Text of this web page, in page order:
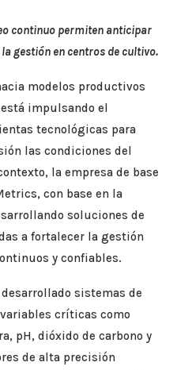
continuo permiten anticipar
gestión en centros de cultivo.
modelos productivos
impulsando el
tecnológicas para
las condiciones del
la empresa de base
con base en la
soluciones de
a fortalecer la gestión
y confiables.
sistemas de
críticas como
pH, dióxido de carbono y
de alta precisión